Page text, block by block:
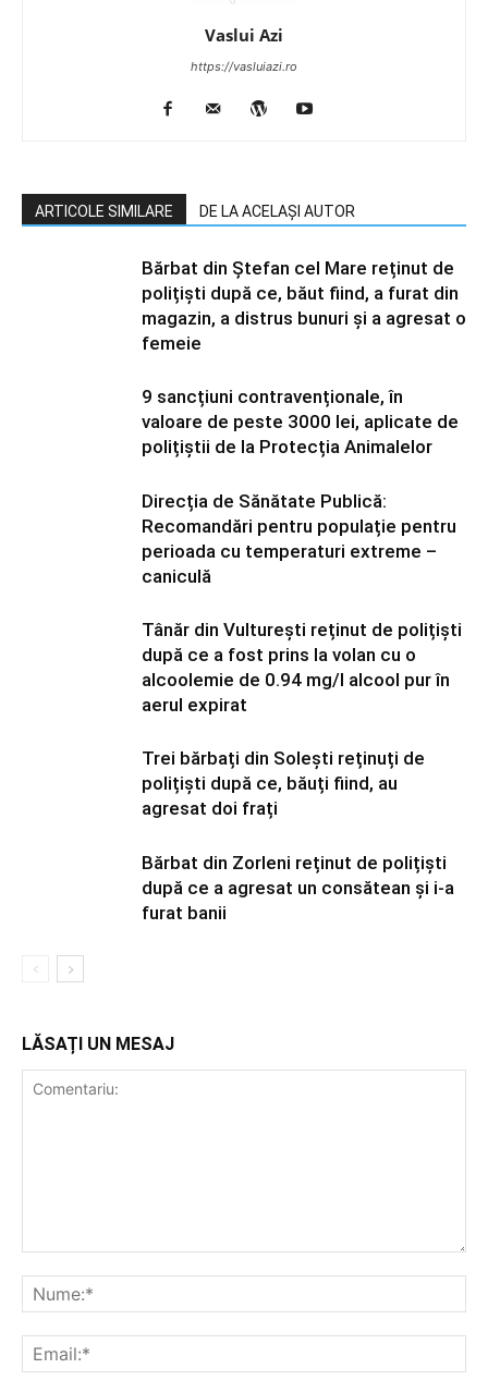
Vaslui Azi
https://vasluiazi.ro
ARTICOLE SIMILARE DE LA ACELAȘI AUTOR
Bărbat din Ștefan cel Mare reținut de
polițiști după ce, băut fiind, a furat din
magazin, a distrus bunuri și a agresat o
femeie
9 sancțiuni contravenționale, în
valoare de peste 3000 lei, aplicate de
polițiștii de la Protecția Animalelor
Direcția de Sănătate Publică:
Recomandări pentru populație pentru
perioada cu temperaturi extreme –
caniculă
Tânăr din Vulturești reținut de polițiști
după ce a fost prins la volan cu o
alcoolemie de 0.94 mg/l alcool pur în
aerul expirat
Trei bărbați din Solești reținuți de
polițiști după ce, băuți fiind, au
agresat doi frați
Bărbat din Zorleni reținut de polițiști
după ce a agresat un consătean și i-a
furat banii
LĂSAȚI UN MESAJ